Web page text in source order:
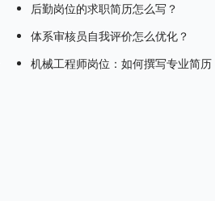
后勤岗位的求职简历怎么写？
体系审核员自我评价怎么优化？
机械工程师岗位：如何撰写专业简历